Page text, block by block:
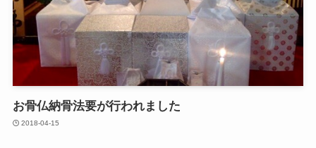
お骨仏納骨法要が行われました
2018-04-15